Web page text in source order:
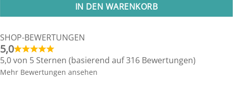
IN DEN WARENKORB
SHOP-BEWERTUNGEN
5,0
5,0 von 5 Sternen (basierend auf 316 Bewertungen)
Mehr Bewertungen ansehen